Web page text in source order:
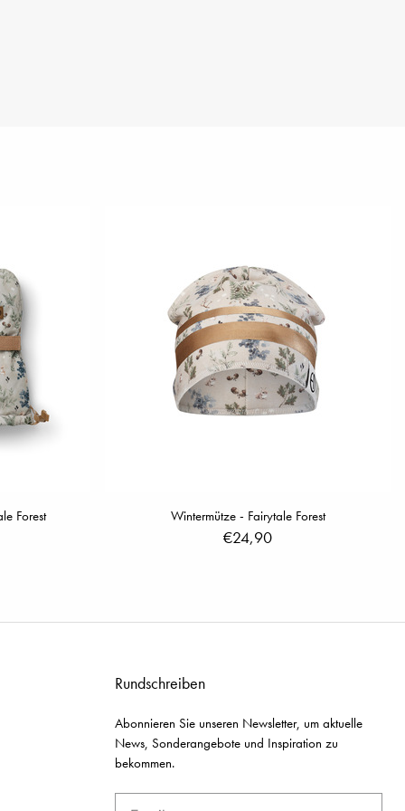
Forest Wintermütze - Fairytale Forest
€24,90
Rundschreiben
Abonnieren Sie unseren Newsletter, um aktuelle
News, Sonderangebote und Inspiration zu
bekommen.